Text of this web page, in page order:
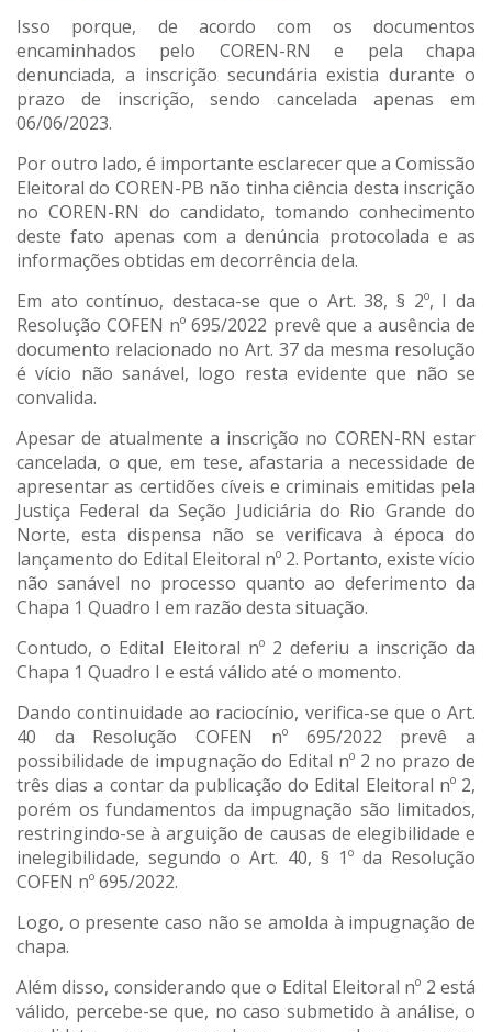
Isso porque, de acordo com os documentos
encaminhados pelo COREN-RN e pela chapa
denunciada, a inscrição secundária existia durante o
prazo de inscrição, sendo cancelada apenas em
06/06/2023.
Por outro lado, é importante esclarecer que a Comissão
Eleitoral do COREN-PB não tinha ciência desta inscrição
no COREN-RN do candidato, tomando conhecimento
deste fato apenas com a denúncia protocolada e as
informações obtidas em decorrência dela.
Em ato contínuo, destaca-se que o Art. 38, § 2º, I da
Resolução COFEN nº 695/2022 prevê que a ausência de
documento relacionado no Art. 37 da mesma resolução
é vício não sanável, logo resta evidente que não se
convalida.
Apesar de atualmente a inscrição no COREN-RN estar
cancelada, o que, em tese, afastaria a necessidade de
apresentar as certidões cíveis e criminais emitidas pela
Justiça Federal da Seção Judiciária do Rio Grande do
Norte, esta dispensa não se verificava à época do
lançamento do Edital Eleitoral nº 2. Portanto, existe vício
não sanável no processo quanto ao deferimento da
Chapa 1 Quadro I em razão desta situação.
Contudo, o Edital Eleitoral nº 2 deferiu a inscrição da
Chapa 1 Quadro I e está válido até o momento.
Dando continuidade ao raciocínio, verifica-se que o Art.
40 da Resolução COFEN nº 695/2022 prevê a
possibilidade de impugnação do Edital nº 2 no prazo de
três dias a contar da publicação do Edital Eleitoral nº 2,
porém os fundamentos da impugnação são limitados,
restringindo-se à arguição de causas de elegibilidade e
inelegibilidade, segundo o Art. 40, § 1º da Resolução
COFEN nº 695/2022.
Logo, o presente caso não se amolda à impugnação de
chapa.
Além disso, considerando que o Edital Eleitoral nº 2 está
válido, percebe-se que, no caso submetido à análise, o